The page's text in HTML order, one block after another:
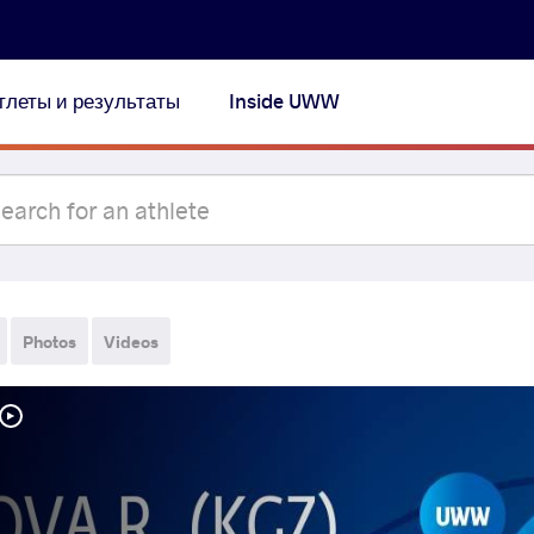
и результаты Inside UWW
Photos Videos